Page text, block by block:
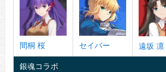
間桐 桜 セイバー 遠坂 凛
銀魂コラボ